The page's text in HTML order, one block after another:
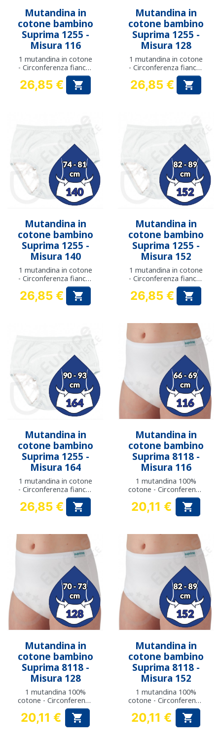
Mutandina in
cotone bambino
Suprima 1255 -
Misura 116
1 mutandina in cotone
- Circonferenza fianchi:
da 66 a 69 cm
Prezzo
26,85 € 
Mutandina in
cotone bambino
Suprima 1255 -
Misura 128
1 mutandina in cotone
- Circonferenza fianchi:
da 70 a 73 cm
Prezzo
26,85 € 
Mutandina in
cotone bambino
Suprima 1255 -
Misura 140
1 mutandina in cotone
- Circonferenza fianchi:
da 74 a 81 cm
Prezzo
26,85 € 
Mutandina in
cotone bambino
Suprima 1255 -
Misura 152
1 mutandina in cotone
- Circonferenza fianchi:
da 82 a 89 cm
Prezzo
26,85 € 
Mutandina in
cotone bambino
Suprima 1255 -
Misura 164
1 mutandina in cotone
- Circonferenza fianchi:
da 90 a 93 cm
Prezzo
26,85 € 
Mutandina in
cotone bambino
Suprima 8118 -
Misura 116
1 mutandina 100%
cotone - Circonferenza
fianchi: da 66 a 69 cm
Prezzo
20,11 € 
Mutandina in
cotone bambino
Suprima 8118 -
Misura 128
1 mutandina 100%
cotone - Circonferenza
fianchi: da 70 a 73 cm
Prezzo
20,11 € 
Mutandina in
cotone bambino
Suprima 8118 -
Misura 152
1 mutandina 100%
cotone - Circonferenza
fianchi: da 82 a 89 cm
Prezzo
20,11 € 